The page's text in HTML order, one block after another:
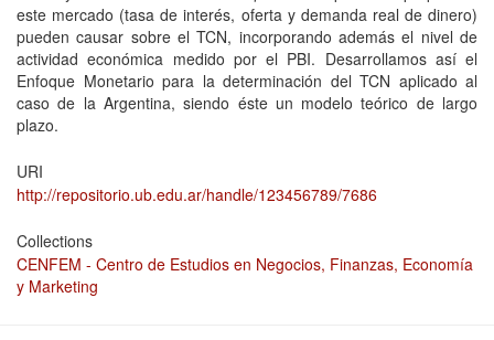
este mercado (tasa de interés, oferta y demanda real de dinero)
pueden causar sobre el TCN, incorporando además el nivel de
actividad económica medido por el PBI. Desarrollamos así el
Enfoque Monetario para la determinación del TCN aplicado al
caso de la Argentina, siendo éste un modelo teórico de largo
plazo.
URI
http://repositorio.ub.edu.ar/handle/123456789/7686
Collections
CENFEM - Centro de Estudios en Negocios, Finanzas, Economía
y Marketing